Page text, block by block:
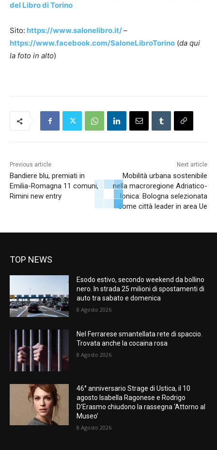
del Libro di Torino
Sito: https://www.salonelibro.it/–
https://www.facebook.com/SaloneLibroTorino (da qui
la foto in alto)
Previous article
Bandiere blu, premiati in
Emilia-Romagna 11 comuni,
Rimini new entry
Next article
Mobilità urbana sostenibile
nella macroregione Adriatico-
Ionica: Bologna selezionata
come città leader in area Ue
TOP NEWS
Esodo estivo, secondo weekend da bollino
nero. In strada 25 milioni di spostamenti di
auto tra sabato e domenica
8 Agosto 2026
Nel Ferrarese smantellata rete di spaccio.
Trovata anche la cocaina rosa
8 Agosto 2026
46° anniversario Strage di Ustica, il 10
agosto Isabella Ragonese e Rodrigo
D’Erasmo chiudono la rassegna ‘Attorno al
Museo’
8 Agosto 2026